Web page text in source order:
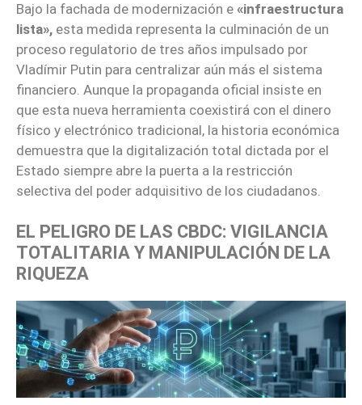
Bajo la fachada de modernización e «infraestructura
lista», esta medida representa la culminación de un
proceso regulatorio de tres años impulsado por
Vladímir Putin para centralizar aún más el sistema
financiero. Aunque la propaganda oficial insiste en
que esta nueva herramienta coexistirá con el dinero
físico y electrónico tradicional, la historia económica
demuestra que la digitalización total dictada por el
Estado siempre abre la puerta a la restricción
selectiva del poder adquisitivo de los ciudadanos.
EL PELIGRO DE LAS CBDC: VIGILANCIA
TOTALITARIA Y MANIPULACIÓN DE LA
RIQUEZA